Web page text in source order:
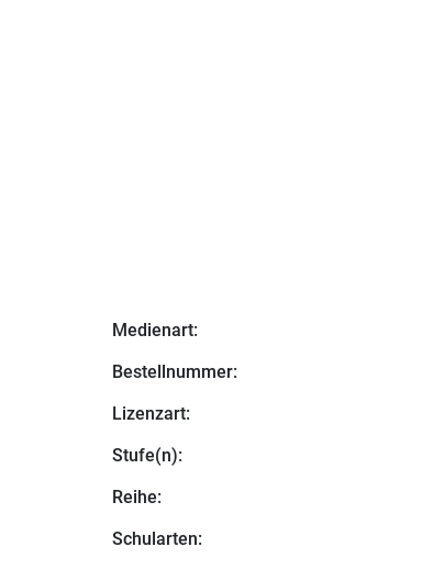
Medienart:
Bestellnummer:
Lizenzart:
Stufe(n):
Reihe:
Schularten: